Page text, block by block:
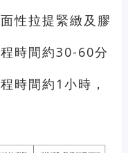
性拉提緊緻及膠
時間約30-60分
時間約1小時，